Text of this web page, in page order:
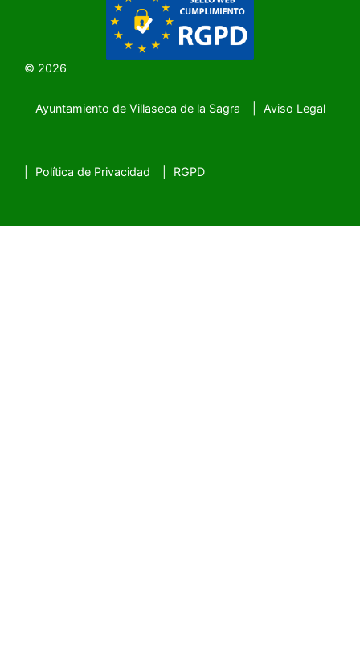
© 2026
Ayuntamiento de Villaseca de la Sagra Aviso Legal
Política de Privacidad RGPD